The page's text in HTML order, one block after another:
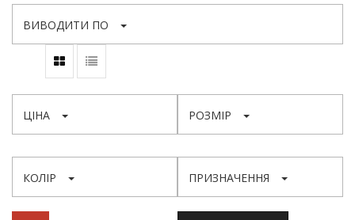
ВИВОДИТИ ПО
ЦІНА РОЗМІР
КОЛІР ПРИЗНАЧЕННЯ